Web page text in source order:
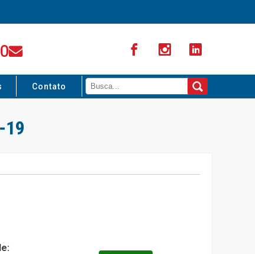
Contato
19